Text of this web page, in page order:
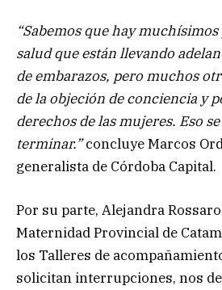
“Sabemos que hay
salud que están llevando
de embarazos, pero muchos
de la objeción de conciencia y
derechos de las mujeres. Eso
terminar.”concluye Marcos
generalista de Córdoba Capital.
Por su parte, Alejandra
Maternidad Provincial de
los Talleres de
solicitan interrupciones, nos